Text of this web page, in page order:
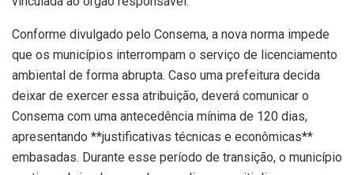
Conforme divulgado pelo Consema, a nova norma impede
que os municípios interrompam o serviço de licenciamento
ambiental de forma abrupta. Caso uma prefeitura decida
deixar de exercer essa atribuição, deverá comunicar o
Consema com uma antecedência mínima de 120 dias,
apresentando **justificativas técnicas e econômicas**
embasadas. Durante esse período de transição, o município